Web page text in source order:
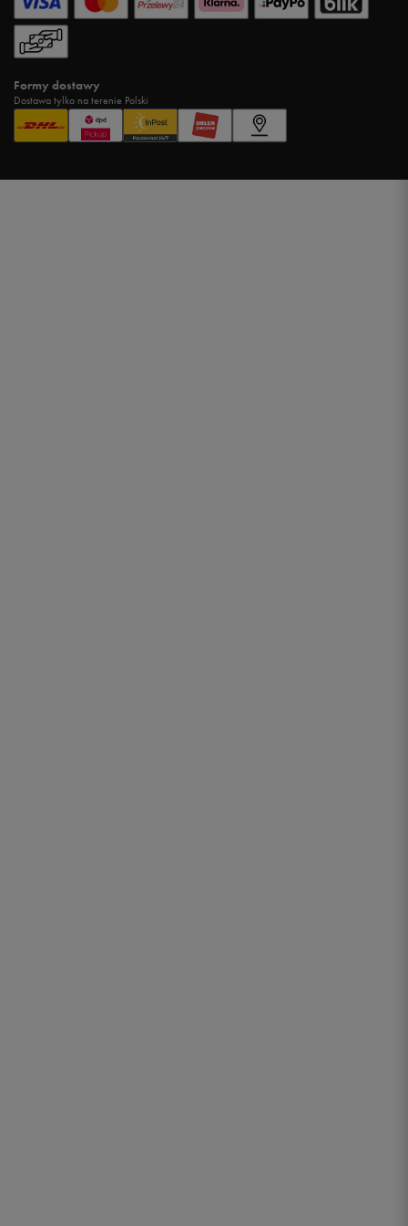
Formy dostawy
Dostawa tylko na terenie Polski